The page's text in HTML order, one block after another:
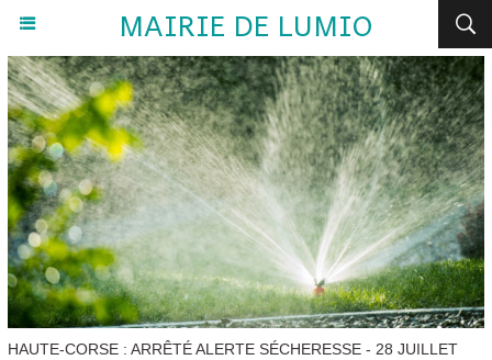
MAIRIE DE LUMIO
HAUTE-CORSE : ARRÊTÉ ALERTE SÉCHERESSE - 28 JUILLET